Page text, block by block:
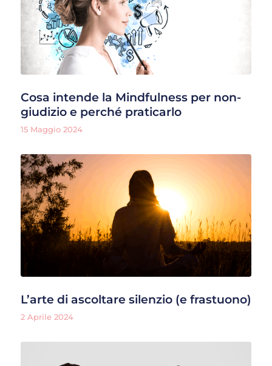
Cosa intende la Mindfulness per non-
giudizio e perché praticarlo
15 Maggio 2024
L’arte di ascoltare silenzio (e frastuono)
2 Aprile 2024